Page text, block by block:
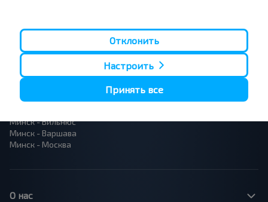
Минск - Пинск
Минск - Гомель
Брест - Беловежская Пуща
Брест - Минск
Варшава - Минск
Санкт-Петербург - Минск
Полоцк - Рига
Минск - Вильнюс
Минск - Варшава
Минск - Москва
Москва - Барановичи
О нас
Отклонить
Настроить
Принять все